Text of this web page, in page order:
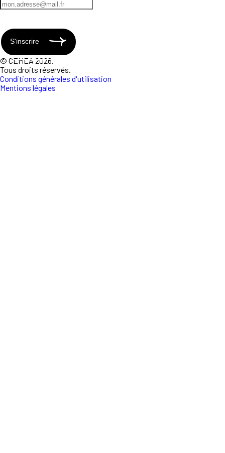
S'inscrire
© CEMEA 2026.
Tous droits réservés.
Conditions générales d'utilisation
Mentions légales